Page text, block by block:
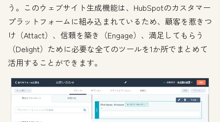
う。このウェブサイト生成機能は、HubSpotのカスタマー
プラットフォームに組み込まれているため、顧客を惹きつ
け（Attact）、信頼を築き（Engage）、満足してもらう
（Delight）ために必要な全てのツールを1か所でまとめて
活用することができます。